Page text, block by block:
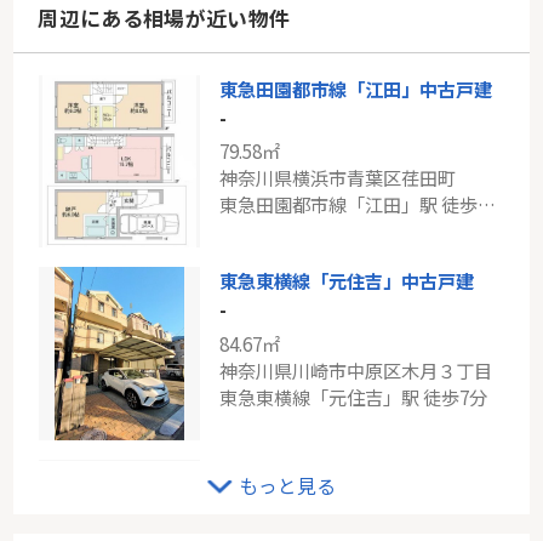
周辺にある相場が近い物件
東急田園都市線「江田」中古戸建
-
79.58㎡
神奈川県横浜市青葉区荏田町
東急田園都市線「江田」駅 徒歩15分
東急東横線「元住吉」中古戸建
-
84.67㎡
神奈川県川崎市中原区木月３丁目
東急東横線「元住吉」駅 徒歩7分
小田急線「百合ヶ丘」新築戸建て
-
もっと見る